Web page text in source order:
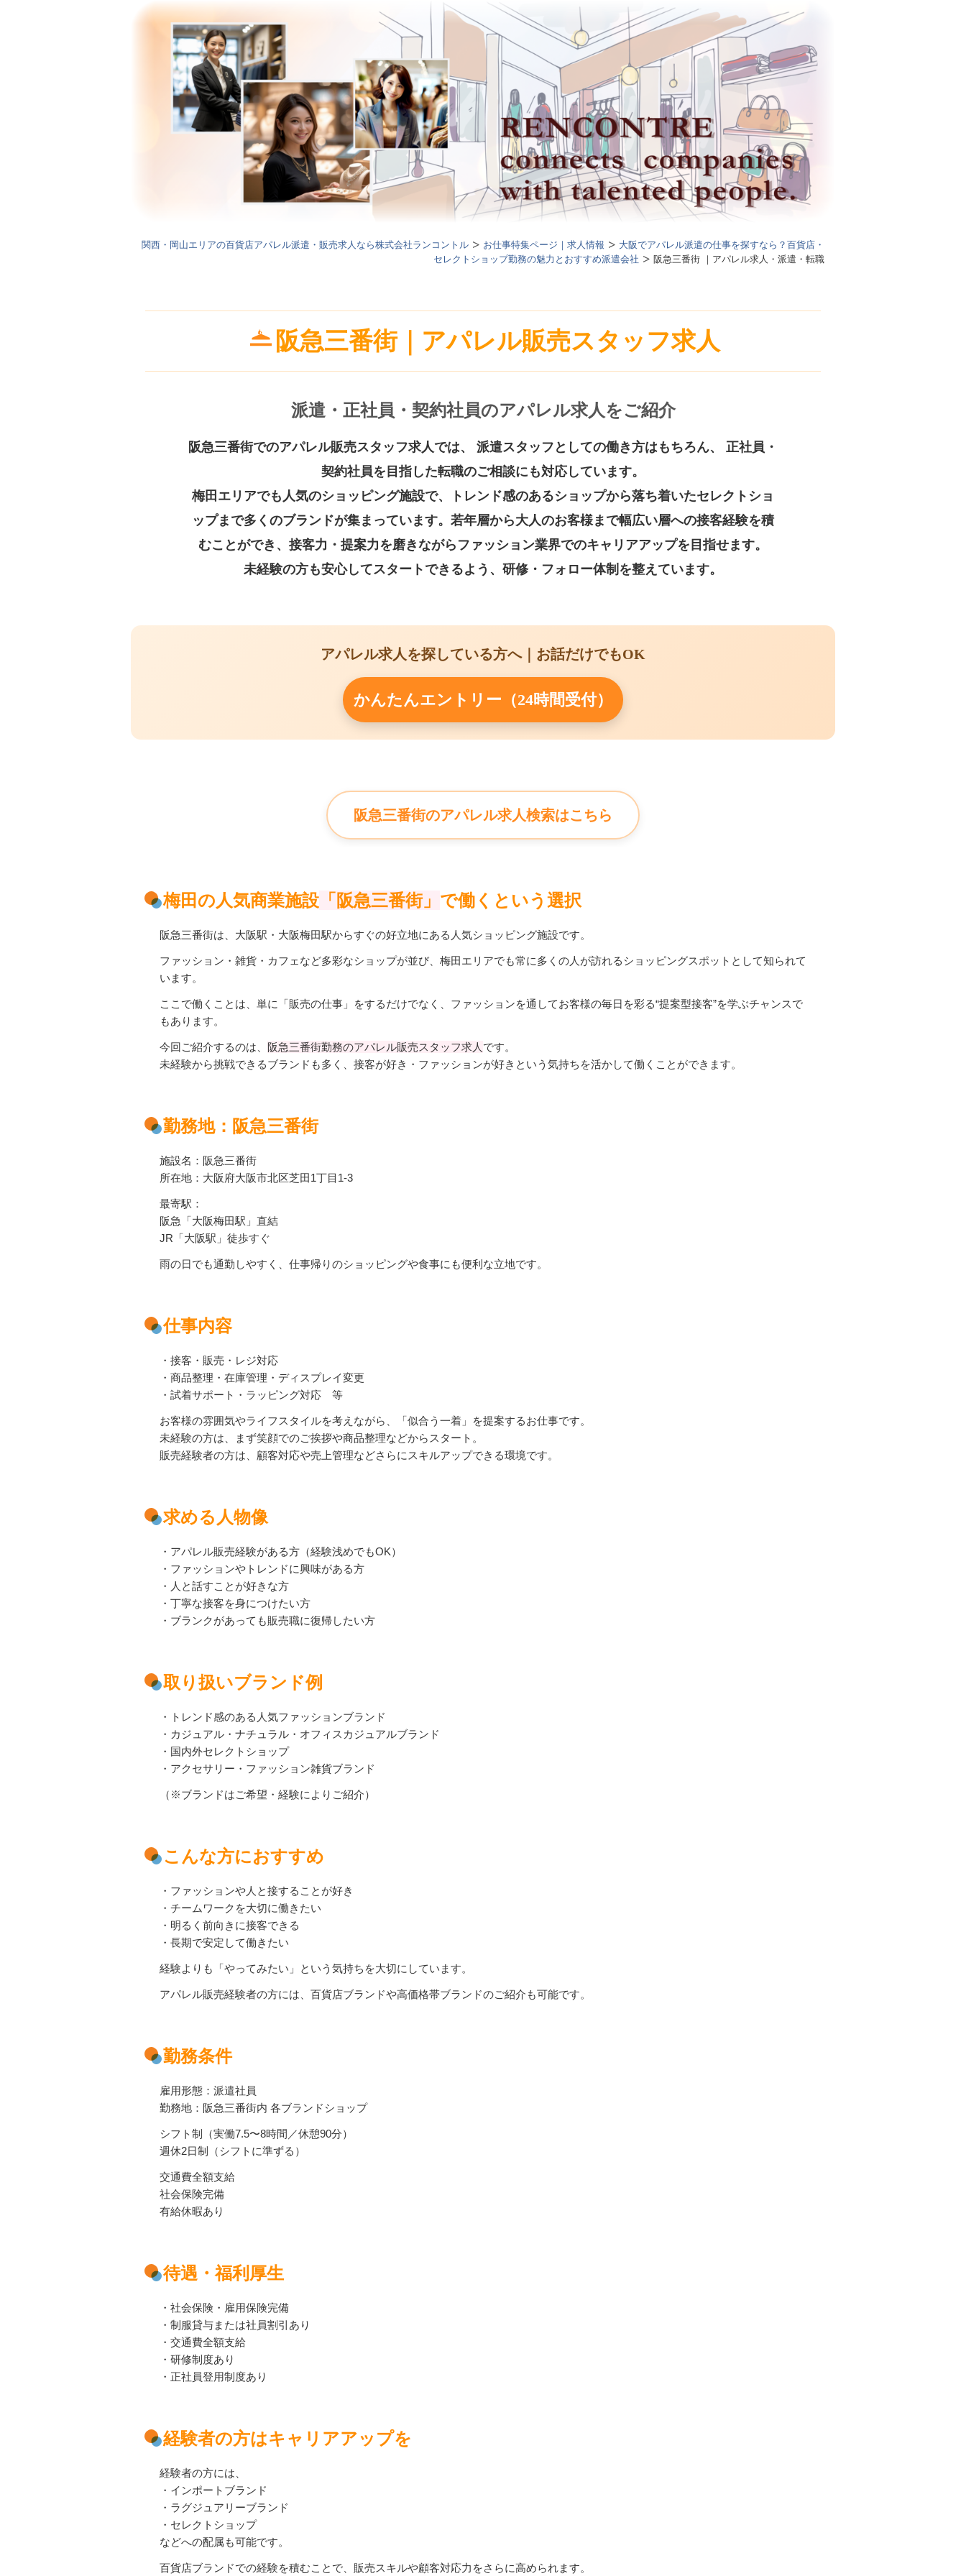
関西・岡山エリアの百貨店アパレル派遣・販売求人なら株式会社ランコントル お仕事特集ページ｜求人情報
大阪でアパレル派遣の仕事を探すなら？百貨店・
セレクトショップ勤務の魅力とおすすめ派遣会社
阪急三番街 ｜アパレル求人・派遣・転職
阪急三番街｜アパレル販売スタッフ求人
派遣・正社員・契約社員のアパレル求人をご紹介
阪急三番街でのアパレル販売スタッフ求人では、 派遣スタッフとしての働き方はもちろん、 正社員・
契約社員を目指した転職のご相談にも対応しています。
梅田エリアでも人気のショッピング施設で、トレンド感のあるショップから落ち着いたセレクトショ
ップまで多くのブランドが集まっています。若年層から大人のお客様まで幅広い層への接客経験を積
むことができ、接客力・提案力を磨きながらファッション業界でのキャリアアップを目指せます。
未経験の方も安心してスタートできるよう、研修・フォロー体制を整えています。
アパレル求人を探している方へ｜お話だけでもOK
かんたんエントリー（24時間受付）
阪急三番街のアパレル求人検索はこちら
梅田の人気商業施設 「阪急三番街」 で働くという選択
阪急三番街は、 大阪駅 ・ 大阪梅田駅からすぐの好立地にある人気ショッピング施設です。
ファッション・雑貨・カフェなど多彩なショップが並び、梅田エリアでも常に多くの人が訪れるショッピングスポットとして知られて
います。
ここで働くことは、単に「販売の仕事」をするだけでなく、ファッションを通してお客様の毎日を彩る“提案型接客”を学ぶチャンスで
もあります。
今回ご紹介するのは、 阪急三番街勤務のアパレル販売スタッフ求人 です。
未経験から挑戦できるブランドも多く、接客が好き・ファッションが好きという気持ちを活かして働くことができます。
勤務地：阪急三番街
施設名：阪急三番街
所在地：大阪府大阪市北区芝田1丁目1-3
最寄駅：
阪急「大阪梅田駅」直結
JR「大阪駅」徒歩すぐ
雨の日でも通勤しやすく、仕事帰りのショッピングや食事にも便利な立地です。
仕事内容
・接客・販売・レジ対応
・商品整理・在庫管理・ディスプレイ変更
・試着サポート・ラッピング対応 等
お客様の雰囲気やライフスタイルを考えながら、「似合う一着」を提案するお仕事です。
未経験の方は、まず笑顔でのご挨拶や商品整理などからスタート。
販売経験者の方は、顧客対応や売上管理などさらにスキルアップできる環境です。
求める人物像
・アパレル販売経験がある方（経験浅めでもOK）
・ファッションやトレンドに興味がある方
・人と話すことが好きな方
・丁寧な接客を身につけたい方
・ブランクがあっても販売職に復帰したい方
取り扱いブランド例
・トレンド感のある人気ファッションブランド
・カジュアル・ナチュラル・オフィスカジュアルブランド
・国内外セレクトショップ
・アクセサリー・ファッション雑貨ブランド
（※ブランドはご希望・経験によりご紹介）
こんな方におすすめ
・ファッションや人と接することが好き
・チームワークを大切に働きたい
・明るく前向きに接客できる
・長期で安定して働きたい
経験よりも「やってみたい」という気持ちを大切にしています。
アパレル販売経験者の方には、百貨店ブランドや高価格帯ブランドのご紹介も可能です。
勤務条件
雇用形態：派遣社員
勤務地：阪急三番街内 各ブランドショップ
シフト制（実働7.5〜8時間／休憩90分）
週休2日制（シフトに準ずる）
交通費全額支給
社会保険完備
有給休暇あり
待遇・福利厚生
・社会保険・雇用保険完備
・制服貸与または社員割引あり
・交通費全額支給
・研修制度あり
・正社員登用制度あり
経験者の方はキャリアアップを
経験者の方には、
・インポートブランド
・ラグジュアリーブランド
・セレクトショップ
などへの配属も可能です。
百貨店ブランドでの経験を積むことで、販売スキルや顧客対応力をさらに高められます。